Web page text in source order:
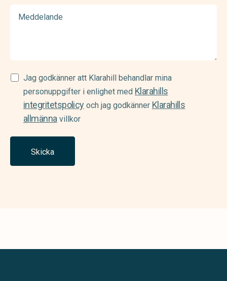
Samtycke
(Required)
Jag godkänner att Klarahill behandlar mina
personuppgifter i enlighet med Klarahills
integritetspolicyoch jag godkänner Klarahills
allmännavillkor
Skicka